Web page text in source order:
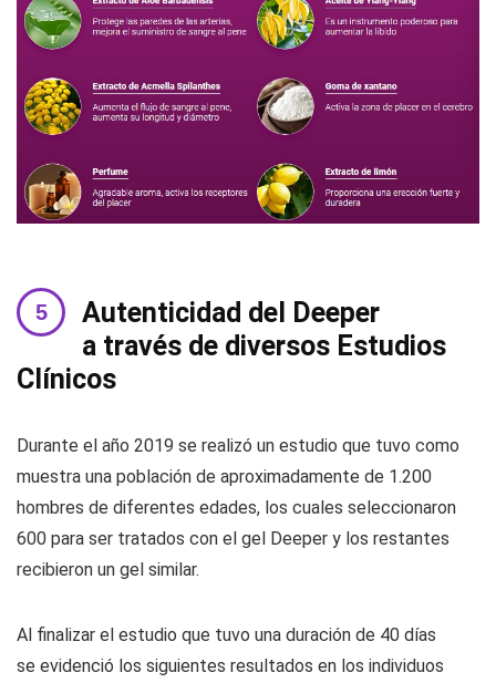
Autenticidad del Deeper
a través de diversos Estudios
Clínicos
Durante el año 2019 se realizó un estudio que tuvo como
muestra una población de aproximadamente de 1.200
hombres de diferentes edades, los cuales seleccionaron
600 para ser tratados con el gel Deeper y los restantes
recibieron un gel similar.
Al finalizar el estudio que tuvo una duración de 40 días
se evidenció los siguientes resultados en los individuos